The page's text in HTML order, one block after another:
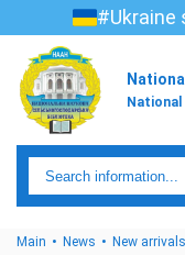
#Ukraine
National
Main News New arrivals